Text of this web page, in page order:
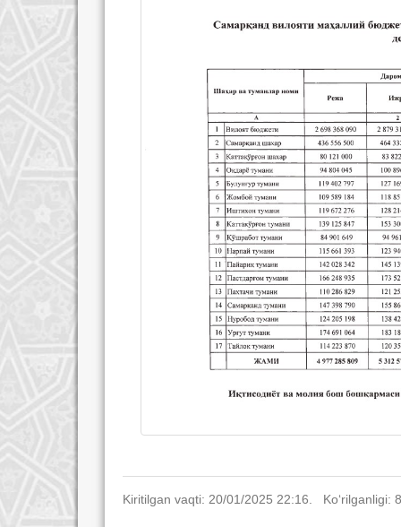
Kiritilgan vaqti: 20/01/2025 22:16. Ko‘rilganligi: